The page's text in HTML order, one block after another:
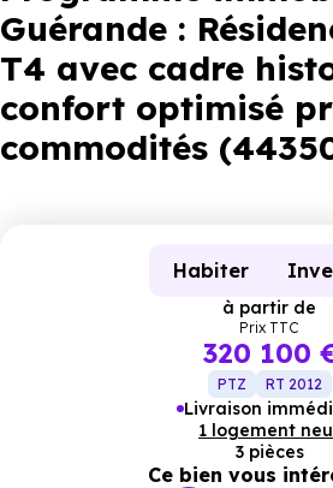
Guérande :
T4 avec cadre
confort optimisé
commodités
Habiter
à partir de
Prix TTC
320 100
PTZ RT 2012
Livraison
1 logement
3 pièces
Ce bien vous